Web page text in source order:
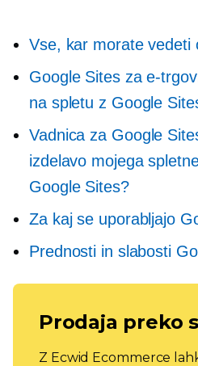
Vse, kar morate vedeti
Google Sites za e-
na spletu z Google
Vadnica za Google
izdelavo mojega
Google Sites?
Za kaj se uporabljajo
Prednosti in slabosti
Prodaja preko
Z Ecwid Ecommerce